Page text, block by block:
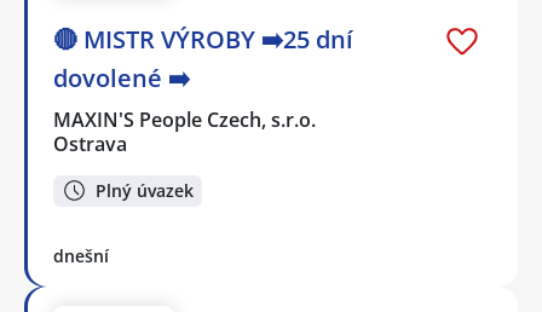
🔴 MISTR VÝROBY ➡️25 dní
dovolené ➡️
MAXIN'S People Czech, s.r.o.
Ostrava
Plný úvazek
dnešní